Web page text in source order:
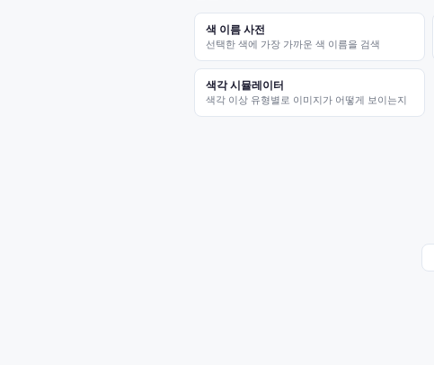
색 이름 사전
선택한 색에 가장 가까운 색 이름을 검색
색각 시뮬레이터
색각 이상 유형별로 이미지가 어떻게 보이는지